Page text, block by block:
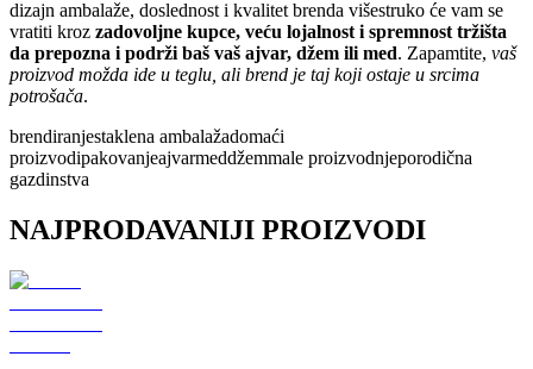
dizajn ambalaže, doslednost i kvalitet brenda višestruko će vam se
vratiti kroz zadovoljne kupce, veću lojalnost i spremnost tržišta
da prepozna i podrži baš vaš ajvar, džem ili med. Zapamtite, vaš
proizvod možda ide u teglu, ali brend je taj koji ostaje u srcima
potrošača.
brendiranjestaklena ambalažadomaći
proizvodipakovanjeajvarmeddžemmale proizvodnjeporodična
gazdinstva
NAJPRODAVANIJI PROIZVODI